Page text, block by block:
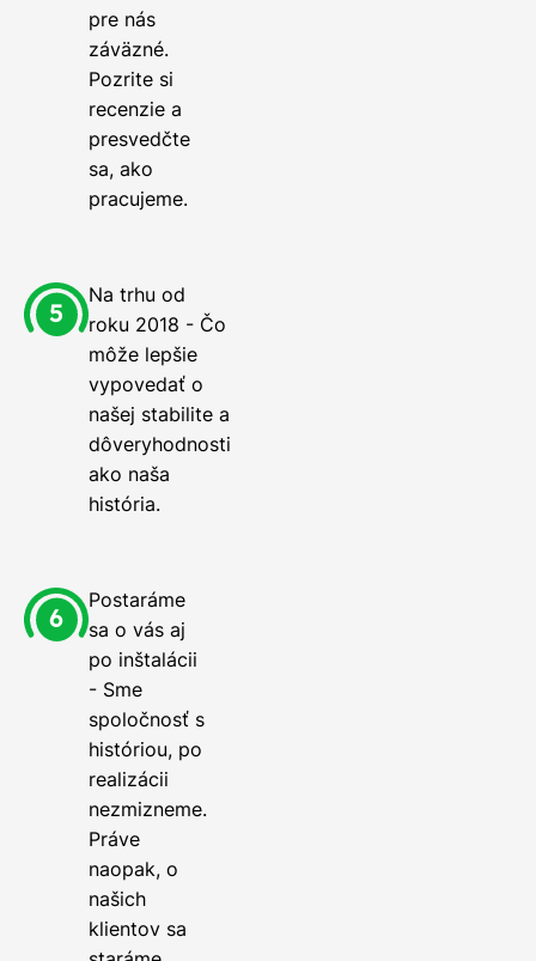
pre nás
záväzné.
Pozrite si
recenzie a
presvedčte
sa, ako
pracujeme.
Na trhu od
roku 2018 - Čo
môže lepšie
vypovedať o
našej stabilite a
dôveryhodnosti
ako naša
história.
Postaráme
sa o vás aj
po inštalácii
- Sme
spoločnosť s
históriou, po
realizácii
nezmizneme.
Práve
naopak, o
našich
klientov sa